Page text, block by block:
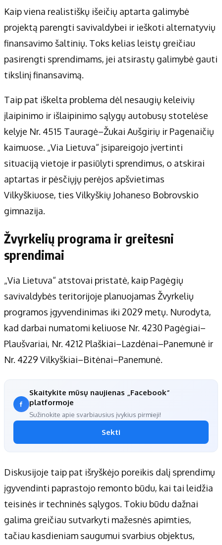
Kaip viena realistiškų išeičių aptarta galimybė
projektą parengti savivaldybei ir ieškoti alternatyvių
finansavimo šaltinių. Toks kelias leistų greičiau
pasirengti sprendimams, jei atsirastų galimybė gauti
tikslinį finansavimą.
Taip pat iškelta problema dėl nesaugių keleivių
įlaipinimo ir išlaipinimo sąlygų autobusų stotelėse
kelyje Nr. 4515 Tauragė–Žukai Aušgirių ir Pagenaičių
kaimuose. „Via Lietuva“ įsipareigojo įvertinti
situaciją vietoje ir pasiūlyti sprendimus, o atskirai
aptartas ir pėsčiųjų perėjos apšvietimas
Vilkyškiuose, ties Vilkyškių Johaneso Bobrovskio
gimnazija.
Žvyrkelių programa ir greitesni
sprendimai
„Via Lietuva“ atstovai pristatė, kaip Pagėgių
savivaldybės teritorijoje planuojamas Žvyrkelių
programos įgyvendinimas iki 2029 metų. Nurodyta,
kad darbai numatomi keliuose Nr. 4230 Pagėgiai–
Plaušvariai, Nr. 4212 Plaškiai–Lazdėnai–Panemunė ir
Nr. 4229 Vilkyškiai–Bitėnai–Panemunė.
Skaitykite mūsų naujienas „Facebook“
platformoje
Sužinokite apie svarbiausius įvykius pirmieji!
Sekti
Diskusijoje taip pat išryškėjo poreikis dalį sprendimų
įgyvendinti paprastojo remonto būdu, kai tai leidžia
teisinės ir techninės sąlygos. Tokiu būdu dažnai
galima greičiau sutvarkyti mažesnės apimties,
tačiau kasdieniam saugumui svarbius objektus,